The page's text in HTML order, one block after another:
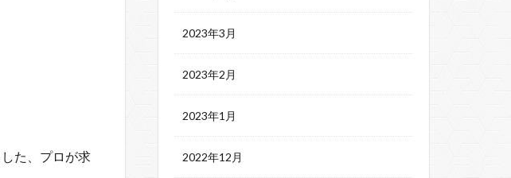
た、プロが求
2023年3月
2023年2月
2023年1月
2022年12月